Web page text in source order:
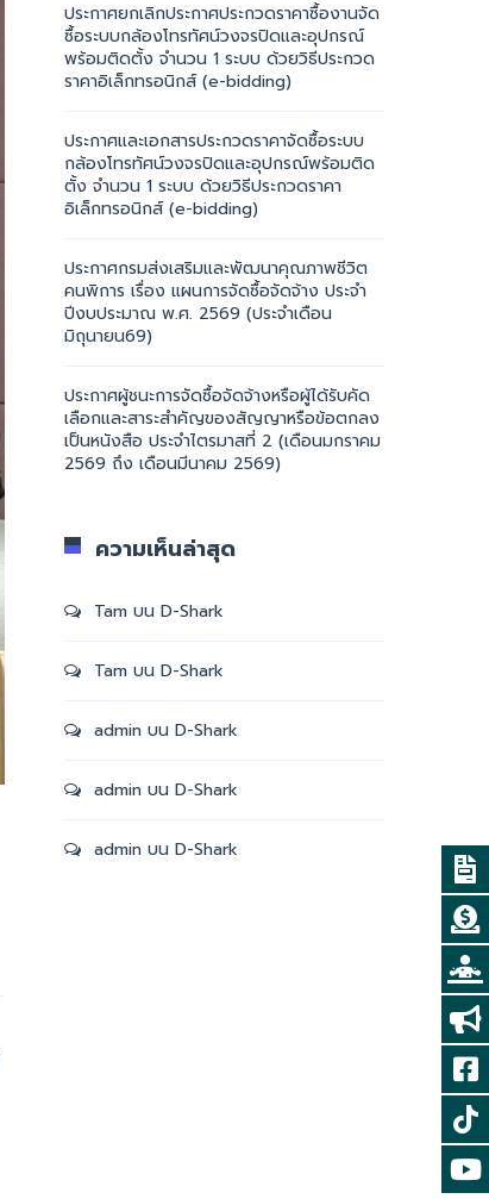
ประกาศยกเลิกประกาศประกวดราคาซื้องานจัด
ซื้อระบบกล้องโทรทัศน์วงจรปิดและอุปกรณ์
พร้อมติดตั้ง จำนวน 1 ระบบ ด้วยวิธีประกวด
ราคาอิเล็กทรอนิกส์ (e-bidding)
ประกาศและเอกสารประกวดราคาจัดซื้อระบบ
กล้องโทรทัศน์วงจรปิดและอุปกรณ์พร้อมติด
ตั้ง จำนวน 1 ระบบ ด้วยวิธีประกวดราคา
อิเล็กทรอนิกส์ (e-bidding)
ประกาศกรมส่งเสริมและพัฒนาคุณภาพชีวิต
คนพิการ เรื่อง แผนการจัดซื้อจัดจ้าง ประจำ
ปีงบประมาณ พ.ศ. 2569 (ประจำเดือน
มิถุนายน69)
ประกาศผู้ชนะการจัดซื้อจัดจ้างหรือผู้ได้รับคัด
เลือกและสาระสำคัญของสัญญาหรือข้อตกลง
เป็นหนังสือ ประจำไตรมาสที่ 2 (เดือนมกราคม
2569 ถึง เดือนมีนาคม 2569)
ความเห็นล่าสุด
Tam บน D-Shark
Tam บน D-Shark
admin บน D-Shark
admin บน D-Shark
admin บน D-Shark